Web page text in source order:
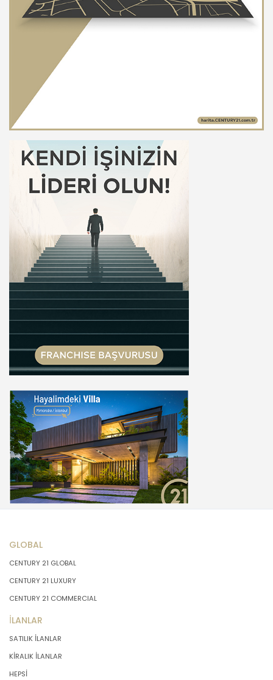
GLOBAL
CENTURY 21 GLOBAL
CENTURY 21 LUXURY
CENTURY 21 COMMERCIAL
İLANLAR
SATILIK İLANLAR
KİRALIK İLANLAR
HEPSİ